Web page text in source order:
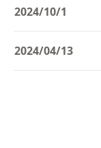
2024/10/1
2024/04/13